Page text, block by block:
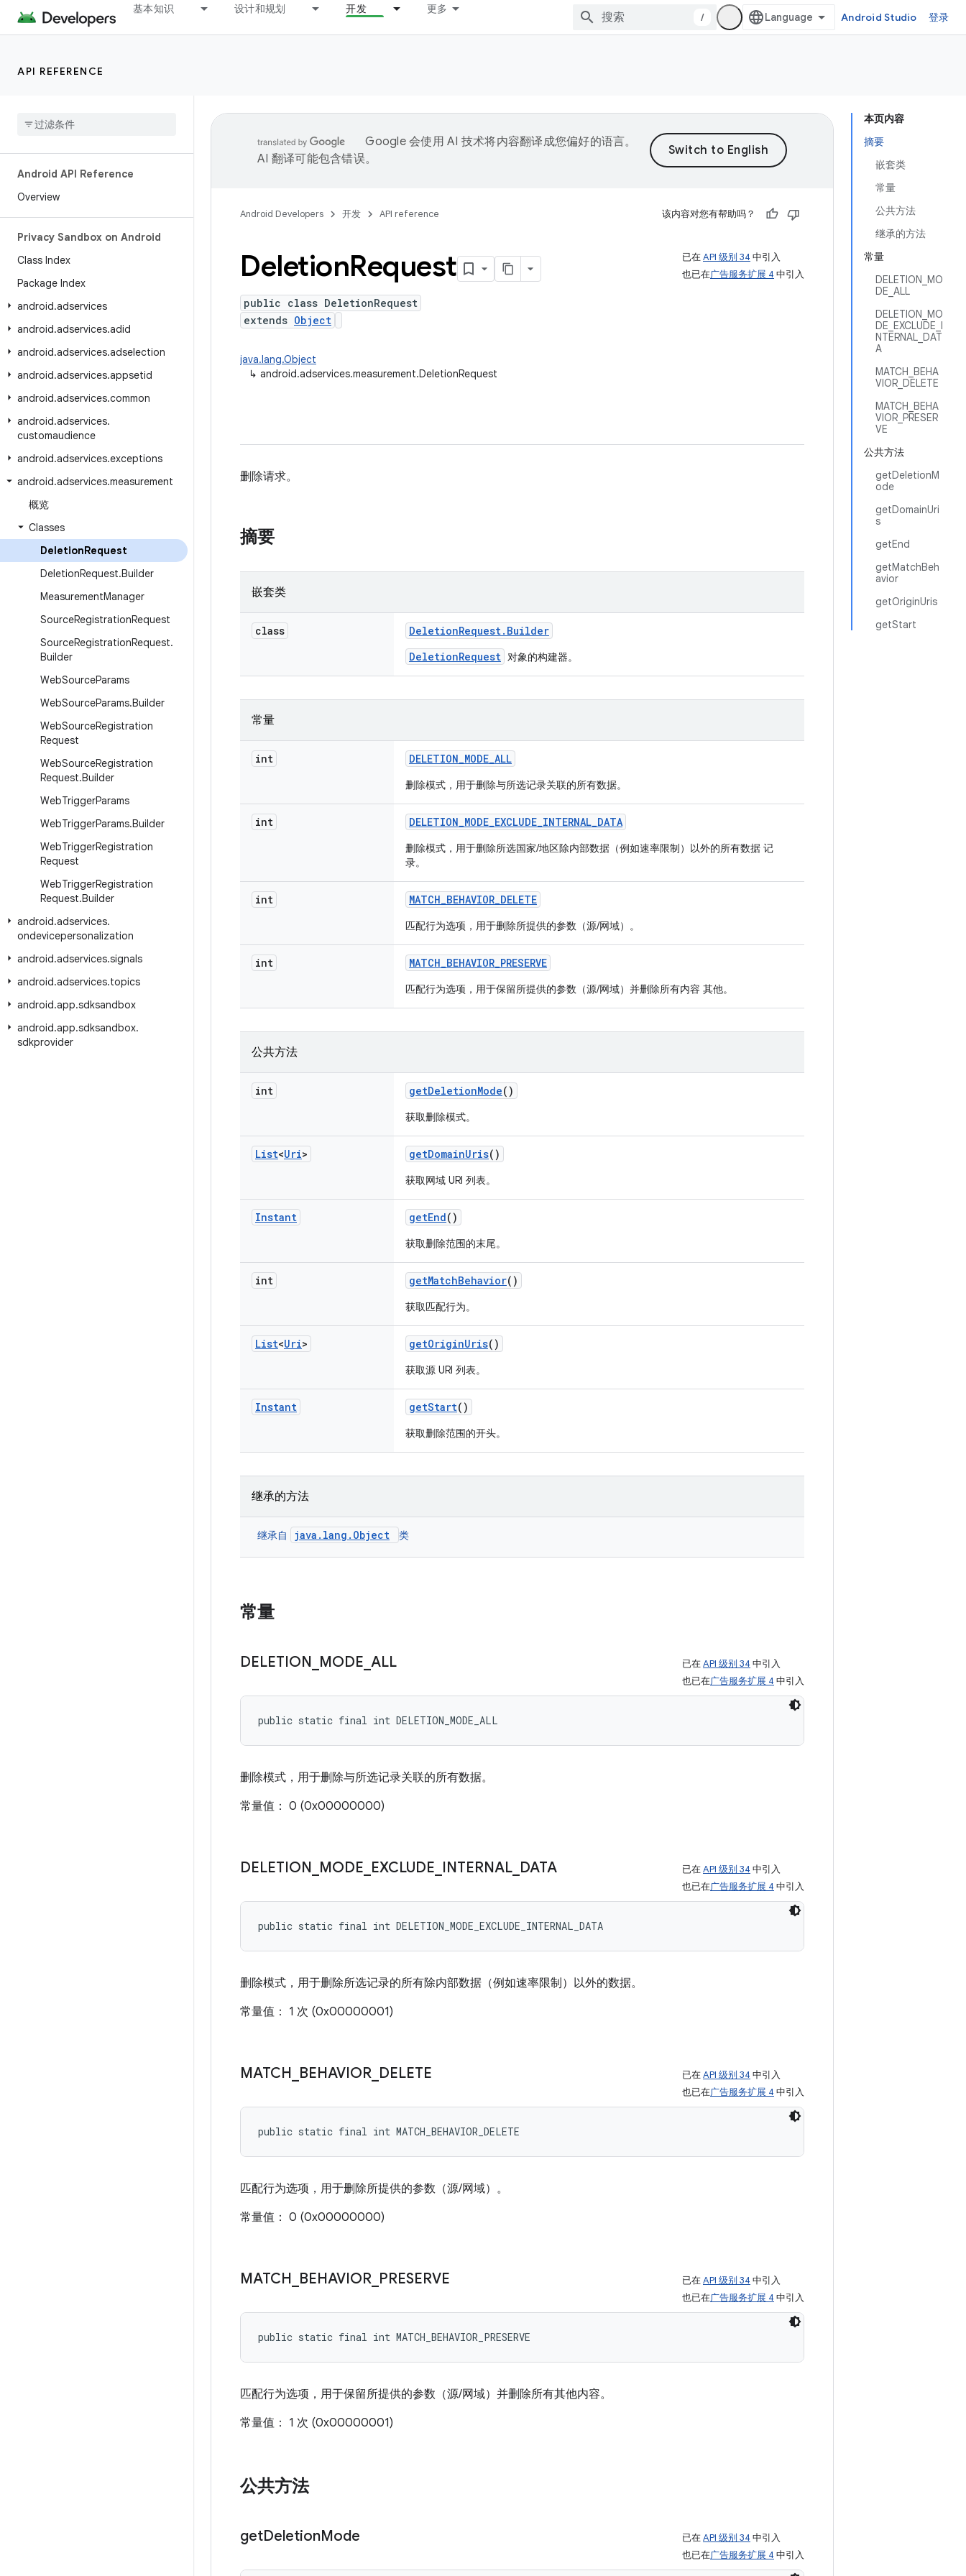
基本知识 设计和规划 开发 更多
/ Android Studio 登录
API REFERENCE
Android API Reference
Overview
Privacy Sandbox on Android
Class Index
Package Index
android.adservices
android.adservices.adid
android.adservices.adselection
android.adservices.appsetid
android.adservices.common
android.adservices.
customaudience
android.adservices.exceptions
android.adservices.measurement
概览
Classes
DeletionRequest
DeletionRequest.Builder
MeasurementManager
SourceRegistrationRequest
SourceRegistrationRequest.
Builder
WebSourceParams
WebSourceParams.Builder
WebSourceRegistration
Request
WebSourceRegistration
Request.Builder
WebTriggerParams
WebTriggerParams.Builder
WebTriggerRegistration
Request
WebTriggerRegistration
Request.Builder
android.adservices.
ondevicepersonalization
android.adservices.signals
android.adservices.topics
android.app.sdksandbox
android.app.sdksandbox.
sdkprovider
本页内容
摘要
嵌套类
常量
公共方法
继承的方法
常量
DELETION_MO
DE_ALL
DELETION_MO
DE_EXCLUDE_I
NTERNAL_DAT
A
MATCH_BEHA
VIOR_DELETE
MATCH_BEHA
VIOR_PRESER
VE
公共方法
getDeletionM
ode
getDomainUri
s
getEnd
getMatchBeh
avior
getOriginUris
getStart
Google 会使用 AI 技术将内容翻译成您偏好的语言。
AI 翻译可能包含错误。
Android Developers 开发 API reference 该内容对您有帮助吗？
已在API 级别 34 中引入
也已在广告服务扩展 4 中引入
DeletionRequest
public class DeletionRequest
extends Object
java.lang.Object
↳ android.adservices.measurement.DeletionRequest
删除请求。
摘要
嵌套类
class DeletionRequest. Builder
DeletionRequest 对象的构建器。
常量
int DELETION_MODE_ALL
删除模式，用于删除与所选记录关联的所有数据。
int DELETION_MODE_EXCLUDE_INTERNAL_DATA
删除模式，用于删除所选国家/地区除内部数据（例如速率限制）以外的所有数据 记
录。
int MATCH_BEHAVIOR_DELETE
匹配行为选项，用于删除所提供的参数（源/网域）。
int MATCH_BEHAVIOR_PRESERVE
匹配行为选项，用于保留所提供的参数（源/网域）并删除所有内容 其他。
公共方法
int getDeletionMode()
获取删除模式。
List<Uri> getDomainUris()
获取网域 URI 列表。
Instant getEnd()
获取删除范围的末尾。
int getMatchBehavior()
获取匹配行为。
List<Uri> getOriginUris()
获取源 URI 列表。
Instant getStart()
获取删除范围的开头。
继承的方法
继承自 java.lang.Object 类
常量
DELETION MODE ALL 已在API 级别 34 中引入
也已在广告服务扩展 4 中引入
public static final int DELETION_MODE_ALL
删除模式，用于删除与所选记录关联的所有数据。
常量值： 0 (0x00000000)
DELETION MODE EXCLUDE INTERNAL DATA 已在API 级别 34 中引入
也已在广告服务扩展 4 中引入
public static final int DELETION_MODE_EXCLUDE_INTERNAL_DATA
删除模式，用于删除所选记录的所有除内部数据（例如速率限制）以外的数据。
常量值： 1 次 (0x00000001)
MATCH BEHAVIOR DELETE 已在API 级别 34 中引入
也已在广告服务扩展 4 中引入
public static final int MATCH_BEHAVIOR_DELETE
匹配行为选项，用于删除所提供的参数（源/网域）。
常量值： 0 (0x00000000)
MATCH BEHAVIOR PRESERVE 已在API 级别 34 中引入
也已在广告服务扩展 4 中引入
public static final int MATCH_BEHAVIOR_PRESERVE
匹配行为选项，用于保留所提供的参数（源/网域）并删除所有其他内容。
常量值： 1 次 (0x00000001)
公共方法
getDeletionMode 已在API 级别 34 中引入
也已在广告服务扩展 4 中引入